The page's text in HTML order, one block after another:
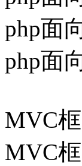
php面
php面
MVC
MVC